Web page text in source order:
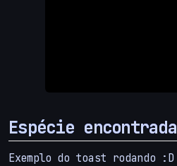
Espécie encontrada
Exemplo do toast rodando :D